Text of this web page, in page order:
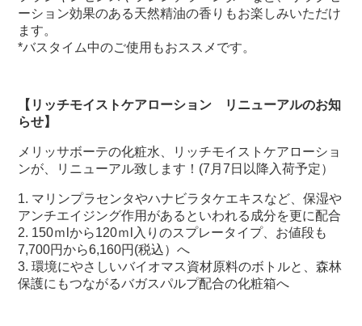
ーション効果のある天然精油の香りもお楽しみいただけ
ます。
*バスタイム中のご使用もおススメです。
【リッチモイストケアローション リニューアルのお知
らせ】
メリッサボーテの化粧水、リッチモイストケアローショ
ンが、リニューアル致します！(7月7日以降入荷予定）
1. マリンプラセンタやハナビラタケエキスなど、保湿や
アンチエイジング作用があるといわれる成分を更に配合
2. 150ｍlから120ｍl入りのスプレータイプ、お値段も
7,700円から6,160円(税込）へ
3. 環境にやさしいバイオマス資材原料のボトルと、森林
保護にもつながるバガスパルプ配合の化粧箱へ